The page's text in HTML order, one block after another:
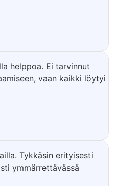
helppoa. Ei tarvinnut
vaan kaikki löytyi
Tykkäsin erityisesti
ymmärrettävässä